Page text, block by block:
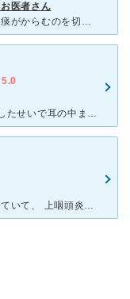
医者さん
風邪がなかなか治らず、治りかけのゴホンと痰がからむのを切ろうとしてもむせてせき込むようになり、自分でこれは気管支からでなく、鼻水がのどに落ちていくのが原因ではないか？と気がつき、こちらのクリニックの門
5.0
風邪をこじらせ1ヶ月以上も喉が痛く、悪化したせいで耳の中まで痛くなり、内科に行っても悪化するばかりで、不安になり受診しました。 清潔感あふれる院内では、待ってる人が多かったですが、その割に早く呼ばれ
昔から鼻と喉の間の部分の炎症が度々起こっていて、 上咽頭炎・後鼻漏が慢性的になってしまっていました。 色んな耳鼻科に行ってみましたが、ネットのクチコミで知って以来 耳鼻科といえばもうここしか